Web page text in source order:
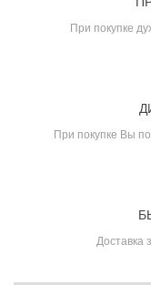
При покупке
При покупке Вы
Доставка